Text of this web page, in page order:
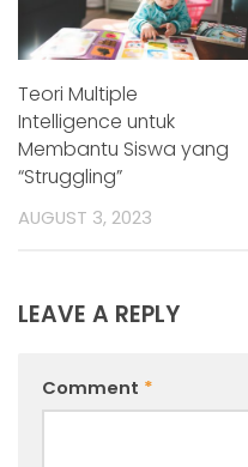
Teori Multiple
Intelligence untuk
Membantu Siswa yang
“Struggling”
AUGUST 3, 2023
LEAVE A REPLY
Comment *